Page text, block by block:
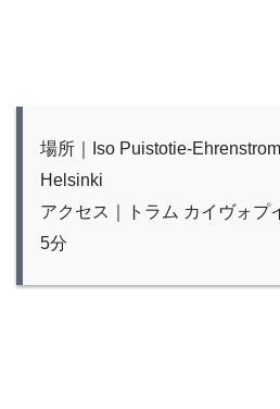
場所｜Iso Puistotie-
Helsinki
アクセス｜トラム カイヴォプ
5分